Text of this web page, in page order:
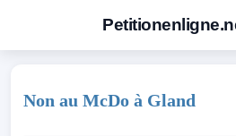
Non au McDo à Gland